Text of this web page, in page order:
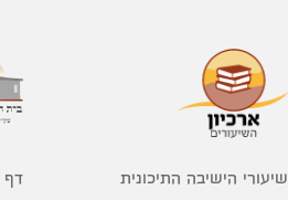
שיעורי הישיבה התיכונית
דף